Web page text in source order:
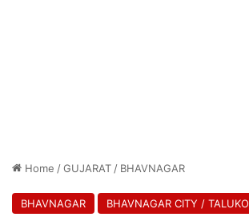
Home /GUJARAT / BHAVNAGAR
BHAVNAGAR BHAVNAGAR CITY / TALUKO